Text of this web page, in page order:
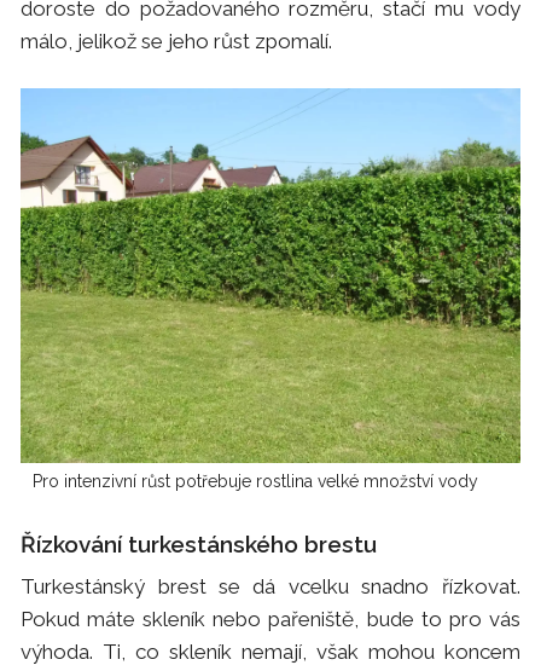
doroste do požadovaného rozměru, stačí mu vody
málo, jelikož se jeho růst zpomalí.
Pro intenzivní růst potřebuje rostlina velké množství vody
Řízkování turkestánského brestu
Turkestánský brest se dá vcelku snadno řízkovat.
Pokud máte skleník nebo pařeniště, bude to pro vás
výhoda. Ti, co skleník nemají, však mohou koncem